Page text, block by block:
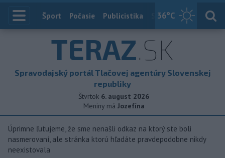
36°C
Index
Šport Počasie Publicistika Slovensko
TERAZ.SK
Spravodajský portál Tlačovej agentúry Slovenskej
republiky
Štvrtok 6. august 2026
Meniny má Jozefína
Úprimne ľutujeme, že sme nenašli odkaz na ktorý ste boli
nasmerovaní, ale stránka ktorú hľadáte pravdepodobne nikdy
neexistovala